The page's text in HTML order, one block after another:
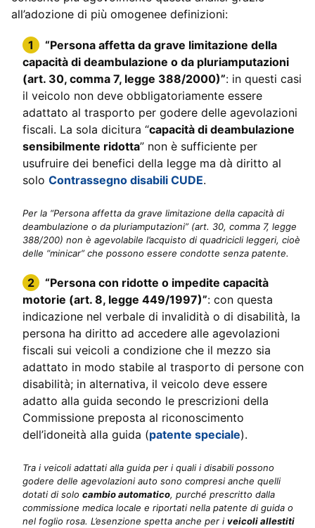
all’adozione di più omogenee definizioni:
“Persona affetta da grave limitazione della
capacità di deambulazione o da pluriamputazioni
(art. 30, comma 7, legge 388/2000)”: in questi casi
il veicolo non deve obbligatoriamente essere
adattato al trasporto per godere delle agevolazioni
fiscali. La sola dicitura “capacità di deambulazione
sensibilmente ridotta” non è sufficiente per
usufruire dei benefici della legge ma dà diritto al
solo Contrassegno disabili CUDE.
Per la “Persona affetta da grave limitazione della capacità di
deambulazione o da pluriamputazioni” (art. 30, comma 7, legge
388/200) non è agevolabile l’acquisto di quadricicli leggeri, cioè
delle “minicar” che possono essere condotte senza patente.
“Persona con ridotte o impedite capacità
motorie (art. 8, legge 449/1997)”: con questa
indicazione nel verbale di invalidità o di disabilità, la
persona ha diritto ad accedere alle agevolazioni
fiscali sui veicoli a condizione che il mezzo sia
adattato in modo stabile al trasporto di persone con
disabilità; in alternativa, il veicolo deve essere
adatto alla guida secondo le prescrizioni della
Commissione preposta al riconoscimento
dell’idoneità alla guida (patente speciale).
Tra i veicoli adattati alla guida per i quali i disabili possono
godere delle agevolazioni auto sono compresi anche quelli
dotati di solo cambio automatico, purché prescritto dalla
commissione medica locale e riportati nella patente di guida o
nel foglio rosa. L’esenzione spetta anche per i veicoli allestiti